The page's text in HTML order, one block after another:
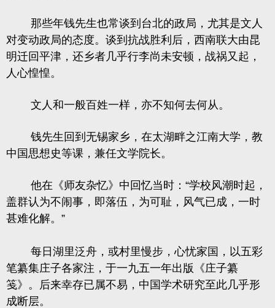
那些年钱先生也常谈到台北的政局，尤其是文人
对变动政局的态度。谈到抗战胜利后，西南联大由昆
明迁回平津，还乡者几乎行李尚未安顿，战祸又起，
人心惶惶。
文人和一般百姓一样，亦不知何去何从。
钱先生回到无锡家乡，在太湖畔之江南大学，教
中国思想史等课，兼任文学院长。
他在《师友杂忆》中回忆当时： “学校风潮时起，
盖群认为不闹事，即落伍，为可耻，风气已成，一时
甚难化解。”
每日湖里泛舟，或村里慢步，心忧家国，以五彩
笔纂集庄子各家注，于一九五一年出版《庄子纂
笺》。后来幸存已属不易，中国学术研究至此几乎形
成断层。